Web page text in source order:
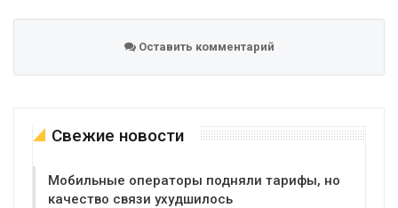
Оставить комментарий
Свежие новости
Мобильные операторы подняли тарифы, но
качество связи ухудшилось